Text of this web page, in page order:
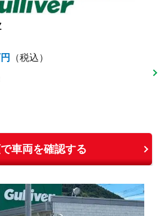
（税込）
車両を確認する